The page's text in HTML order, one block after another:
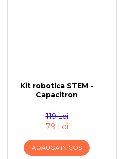
Kit robotica STEM -
Capacitron
119 Lei
79 Lei
ADAUGA IN COS